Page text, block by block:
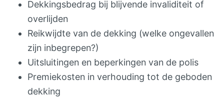
Dekkingsbedrag bij blijvende invaliditeit of
overlijden
Reikwijdte van de dekking (welke ongevallen
zijn inbegrepen?)
Uitsluitingen en beperkingen van de polis
Premiekosten in verhouding tot de geboden
dekking